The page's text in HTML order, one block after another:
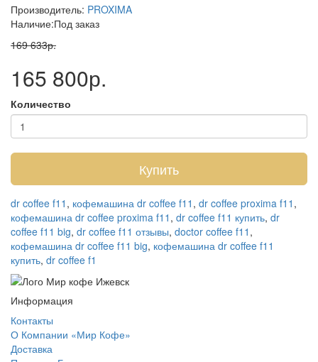
Производитель: PROXIMA
Наличие:Под заказ
169 633р.
165 800р.
Количество
Купить
dr coffee f11 , кофемашина dr coffee f11 , dr coffee proxima f11 ,
кофемашина dr coffee proxima f11 , dr coffee f11 купить, dr
coffee f11 big, dr coffee f11 отзывы, doctor coffee f11 ,
кофемашина dr coffee f11 big, кофемашина dr coffee f11
купить, dr coffee f1
Информация
Контакты
О Компании «Мир Кофе»
Доставка